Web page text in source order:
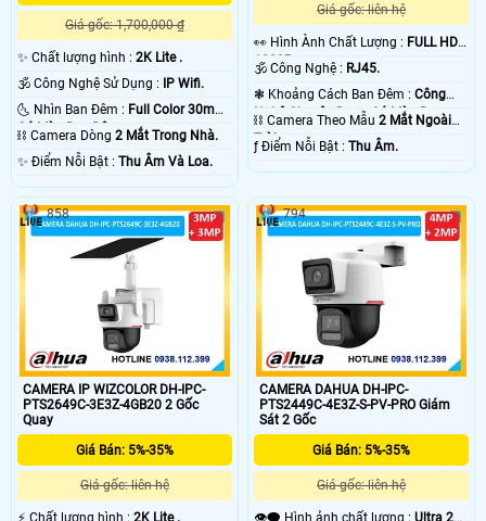
Giá gốc: 1,700,000 ₫
✨ Chất lượng hình : 2K Lite .
🕉️ Công Nghệ Sử Dụng :
IP Wifi.
🌜 Nhìn Ban Đêm : Full Color 30m
Có Màu Ban Ðêm.
⛓ Camera Dòng 2 Mắt Trong Nhà.
️✨ Điểm Nỗi Bật : Thu Âm Và Loa.
Giá gốc: liên hệ
️👀 Hình Ành Chất Lượng : FULL HD
1080P .
🕉️ Công Nghệ : RJ45.
❃ Khoảng Cách Ban Đêm :Công
Nghệ Chuyên Dụng Có Màu Ban
Ðêm.
⛓ Camera Theo Mẫu2 Mắt Ngoài
Trời.
️ƒ Điểm Nỗi Bật :Thu Âm.
CAMERA IP WIZCOLOR DH-IPC-
PTS2649C-3E3Z-4GB20 2 Gốc
Quay
Giá Bán: 5%-35%
Giá gốc: liên hệ
️⚡ Chất lượng hình : 2K Lite .
858
CAMERA DAHUA DH-IPC-
PTS2449C-4E3Z-S-PV-PRO Giám
Sát 2 Gốc
Giá Bán: 5%-35%
Giá gốc: liên hệ
👁️‍🗨 Hình ảnh chất lượng :Ultra 2k
794